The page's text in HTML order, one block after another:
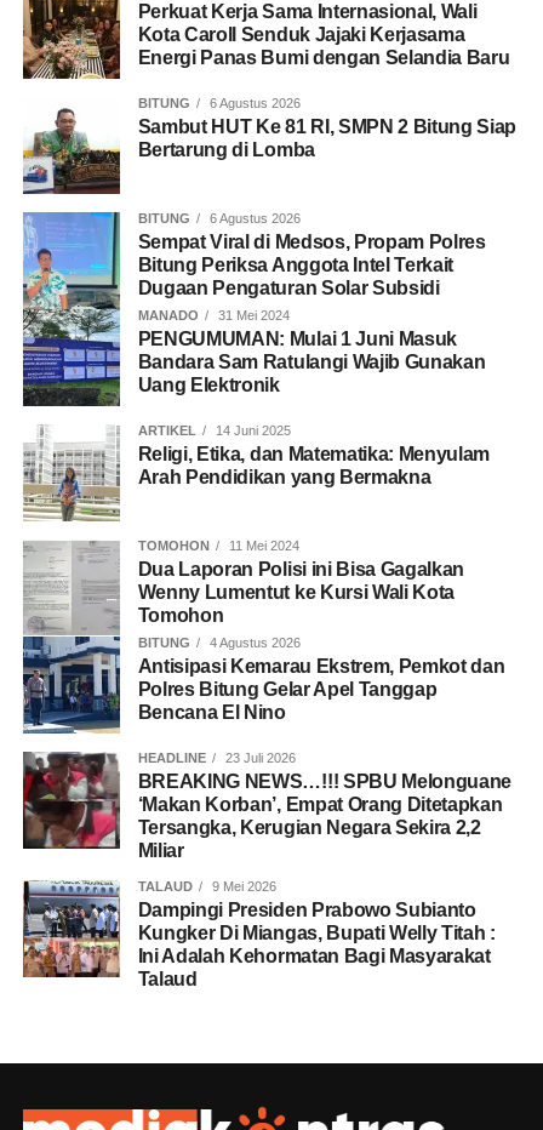
Perkuat Kerja Sama Internasional, Wali
Kota Caroll Senduk Jajaki Kerjasama
Energi Panas Bumi dengan Selandia Baru
BITUNG 6 Agustus 2026
Sambut HUT Ke 81 RI, SMPN 2 Bitung Siap
Bertarung di Lomba
BITUNG 6 Agustus 2026
Sempat Viral di Medsos, Propam Polres
Bitung Periksa Anggota Intel Terkait
Dugaan Pengaturan Solar Subsidi
MANADO 31 Mei 2024
PENGUMUMAN: Mulai 1 Juni Masuk
Bandara Sam Ratulangi Wajib Gunakan
Uang Elektronik
ARTIKEL 14 Juni 2025
Religi, Etika, dan Matematika: Menyulam
Arah Pendidikan yang Bermakna
TOMOHON 11 Mei 2024
Dua Laporan Polisi ini Bisa Gagalkan
Wenny Lumentut ke Kursi Wali Kota
Tomohon
BITUNG 4 Agustus 2026
Antisipasi Kemarau Ekstrem, Pemkot dan
Polres Bitung Gelar Apel Tanggap
Bencana El Nino
HEADLINE 23 Juli 2026
BREAKING NEWS…!!! SPBU Melonguane
‘Makan Korban’, Empat Orang Ditetapkan
Tersangka, Kerugian Negara Sekira 2,2
Miliar
TALAUD 9 Mei 2026
Dampingi Presiden Prabowo Subianto
Kungker Di Miangas, Bupati Welly Titah :
Ini Adalah Kehormatan Bagi Masyarakat
Talaud